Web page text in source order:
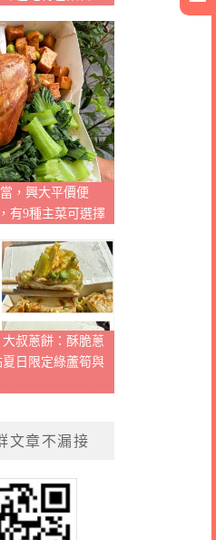
，興大平價便
有9種主菜可選擇
叔蔥餅：酥脆蔥
日限定綠蘆筍與
文章不漏接